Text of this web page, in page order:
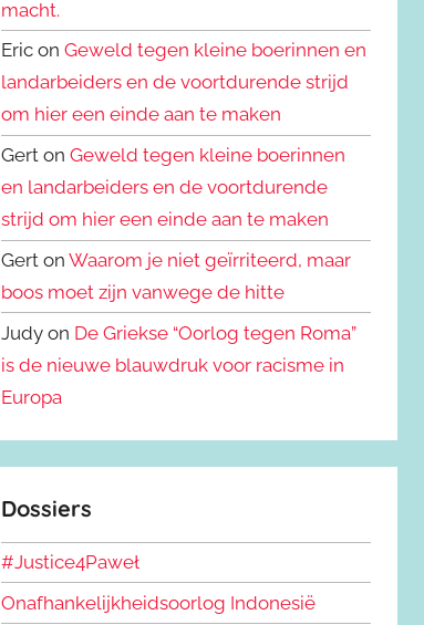
macht.
Eric onGeweld tegen kleine boerinnen en
landarbeiders en de voortdurende strijd
om hier een einde aan te maken
Gert onGeweld tegen kleine boerinnen
en landarbeiders en de voortdurende
strijd om hier een einde aan te maken
Gert onWaarom je niet geïrriteerd, maar
boos moet zijn vanwege de hitte
Judy on De Griekse “Oorlog tegen Roma”
is de nieuwe blauwdruk voor racisme in
Europa
Dossiers
#Justice4Paweł
Onafhankelijkheidsoorlog Indonesië